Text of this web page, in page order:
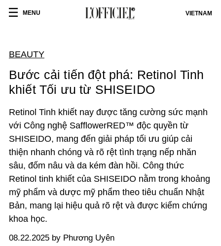
MENU VIETNAM
BEAUTY
Bước cải tiến đột phá: Retinol Tinh
khiết Tối ưu từ SHISEIDO
Retinol Tinh khiết nay được tăng cường sức mạnh
với Công nghệ SafflowerRED™ độc quyền từ
SHISEIDO, mang đến giải pháp tối ưu giúp cải
thiện nhanh chóng và rõ rệt tình trạng nếp nhăn
sâu, đốm nâu và da kém đàn hồi. Công thức
Retinol tinh khiết của SHISEIDO nằm trong khoảng
mỹ phẩm và dược mỹ phẩm theo tiêu chuẩn Nhật
Bản, mang lại hiệu quả rõ rệt và được kiểm chứng
khoa học.
08.22.2025 by Phương Uyên